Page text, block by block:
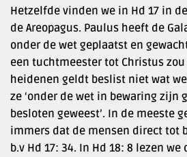
Hetzelfde vinden we in Hd 17 in
de Areopagus. Paulus heeft de
onder de wet geplaatst en
een tuchtmeester tot Christus
heidenen geldt beslist niet wat
ze ‘onder de wet in bewaring zijn
besloten geweest’. In de meeste
immers dat de mensen direct tot
b.v Hd 17: 34. In Hd 18: 8 lezen we